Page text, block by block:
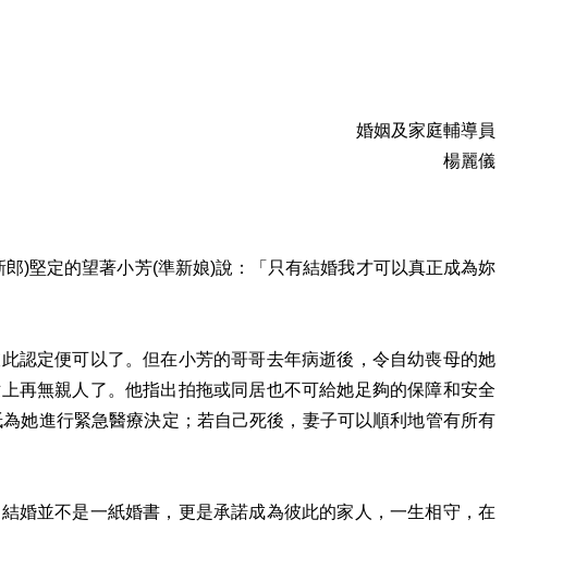
婚姻及家庭輔導員
楊麗儀
堅定的望著小芳(準新娘)說：「只有結婚我才可以真正成為妳
定便可以了。但在小芳的哥哥去年病逝後，令自幼喪母的她
再無親人了。他指出拍拖或同居也不可給她足夠的保障和安全
她進行緊急醫療決定；若自己死後，妻子可以順利地管有所有
並不是一紙婚書，更是承諾成為彼此的家人，一生相守，在